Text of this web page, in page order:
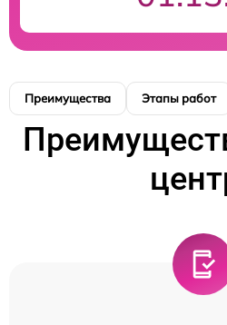
Преимущества Этапы работ